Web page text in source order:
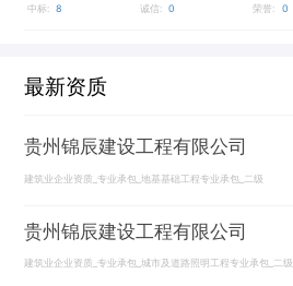
中标: 8 诚信: 0 荣誉: 0
最新资质
贵州锦辰建设工程有限公司
建筑业企业资质_专业承包_地基基础工程专业承包_二级
贵州锦辰建设工程有限公司
建筑业企业资质_专业承包_城市及道路照明工程专业承包_二级